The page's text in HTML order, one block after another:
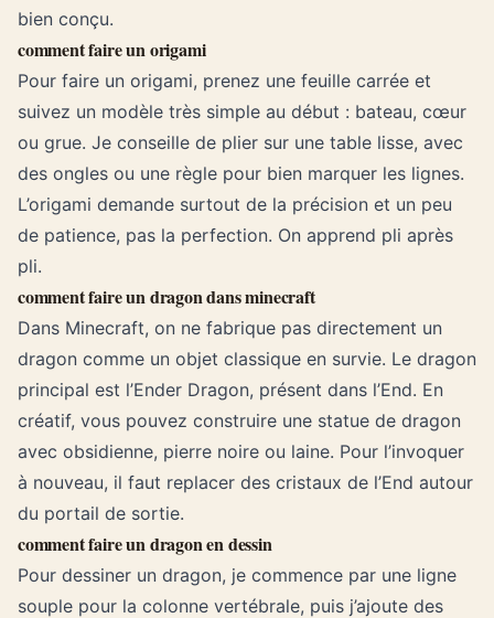
bien conçu.
comment faire un origami
Pour faire un origami, prenez une feuille carrée et
suivez un modèle très simple au début : bateau, cœur
ou grue. Je conseille de plier sur une table lisse, avec
des ongles ou une règle pour bien marquer les lignes.
L’origami demande surtout de la précision et un peu
de patience, pas la perfection. On apprend pli après
pli.
comment faire un dragon dans minecraft
Dans Minecraft, on ne fabrique pas directement un
dragon comme un objet classique en survie. Le dragon
principal est l’Ender Dragon, présent dans l’End. En
créatif, vous pouvez construire une statue de dragon
avec obsidienne, pierre noire ou laine. Pour l’invoquer
à nouveau, il faut replacer des cristaux de l’End autour
du portail de sortie.
comment faire un dragon en dessin
Pour dessiner un dragon, je commence par une ligne
souple pour la colonne vertébrale, puis j’ajoute des